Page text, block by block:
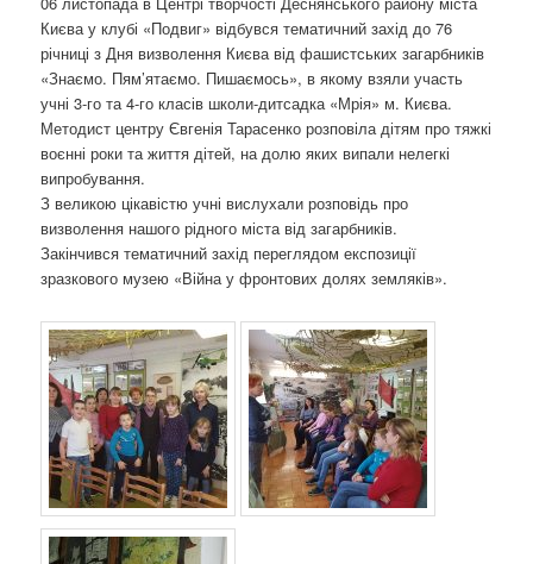
о
з
а
п
и
с
а
Києва у клубі «Подвиг» відбувся тематичний захід до 76
річниці з Дня визволення Києва від фашистських загарбників
«Знаємо. Пям’ятаємо. Пишаємось», в якому взяли участь
учні 3-го та 4-го класів школи-дитсадка «Мрія» м. Києва.
Методист центру Євгенія Тарасенко розповіла дітям про тяжкі
воєнні роки та життя дітей, на долю яких випали нелегкі
випробування.
З великою цікавістю учні вислухали розповідь про
визволення нашого рідного міста від загарбників.
Закінчився тематичний захід переглядом експозиції
зразкового музею «Війна у фронтових долях земляків».